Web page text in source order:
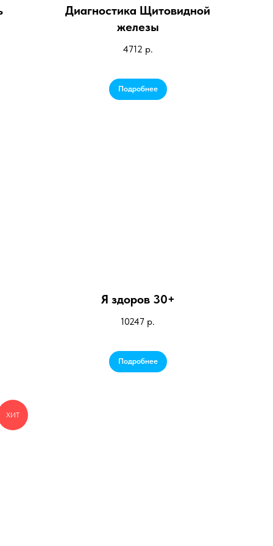
Диагностика Щитовидной
железы
4712 р.
Подробнее
Я здоров 30+
10247 р.
Подробнее
ХИТ